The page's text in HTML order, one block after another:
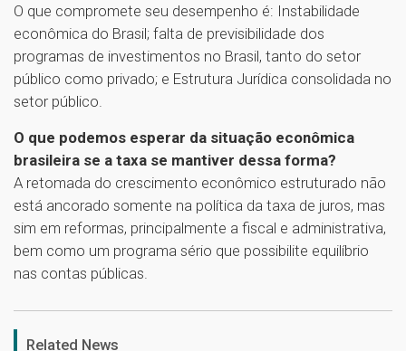
O que compromete seu desempenho é: Instabilidade
econômica do Brasil; falta de previsibilidade dos
programas de investimentos no Brasil, tanto do setor
público como privado; e Estrutura Jurídica consolidada no
setor público.
O que podemos esperar da situação econômica
brasileira se a taxa se mantiver dessa forma?
A retomada do crescimento econômico estruturado não
está ancorado somente na política da taxa de juros, mas
sim em reformas, principalmente a fiscal e administrativa,
bem como um programa sério que possibilite equilíbrio
nas contas públicas.
Related News